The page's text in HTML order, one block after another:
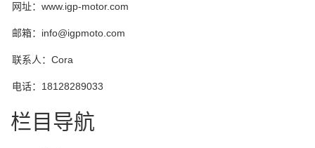
网址：www.igp-motor.com
邮箱：info@igpmoto.com
联系人：Cora
电话：18128289033
栏目导航